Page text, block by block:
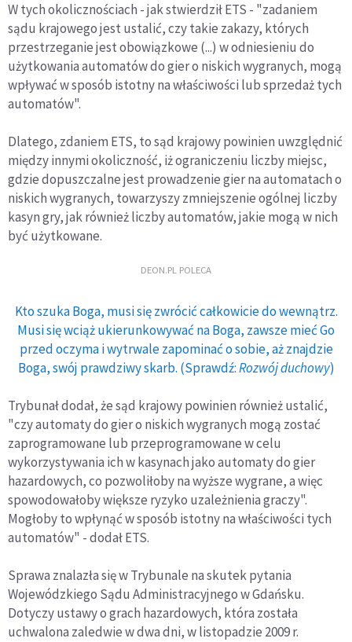
W tych okolicznościach - jak stwierdził ETS - "zadaniem
sądu krajowego jest ustalić, czy takie zakazy, których
przestrzeganie jest obowiązkowe (...) w odniesieniu do
użytkowania automatów do gier o niskich wygranych, mogą
wpływać w sposób istotny na właściwości lub sprzedaż tych
automatów".
Dlatego, zdaniem ETS, to sąd krajowy powinien uwzględnić
między innymi okoliczność, iż ograniczeniu liczby miejsc,
gdzie dopuszczalne jest prowadzenie gier na automatach o
niskich wygranych, towarzyszy zmniejszenie ogólnej liczby
kasyn gry, jak również liczby automatów, jakie mogą w nich
być użytkowane.
DEON.PL POLECA
Kto szuka Boga, musi się zwrócić całkowicie do wewnątrz.
Musi się wciąż ukierunkowywać na Boga, zawsze mieć Go
przed oczyma i wytrwale zapominać o sobie, aż znajdzie
Boga, swój prawdziwy skarb. (Sprawdź:Rozwój duchowy)
Trybunał dodał, że sąd krajowy powinien również ustalić,
"czy automaty do gier o niskich wygranych mogą zostać
zaprogramowane lub przeprogramowane w celu
wykorzystywania ich w kasynach jako automaty do gier
hazardowych, co pozwoliłoby na wyższe wygrane, a więc
spowodowałoby większe ryzyko uzależnienia graczy".
Mogłoby to wpłynąć w sposób istotny na właściwości tych
automatów" - dodał ETS.
Sprawa znalazła się w Trybunale na skutek pytania
Wojewódzkiego Sądu Administracyjnego w Gdańsku.
Dotyczy ustawy o grach hazardowych, która została
uchwalona zaledwie w dwa dni, w listopadzie 2009 r.